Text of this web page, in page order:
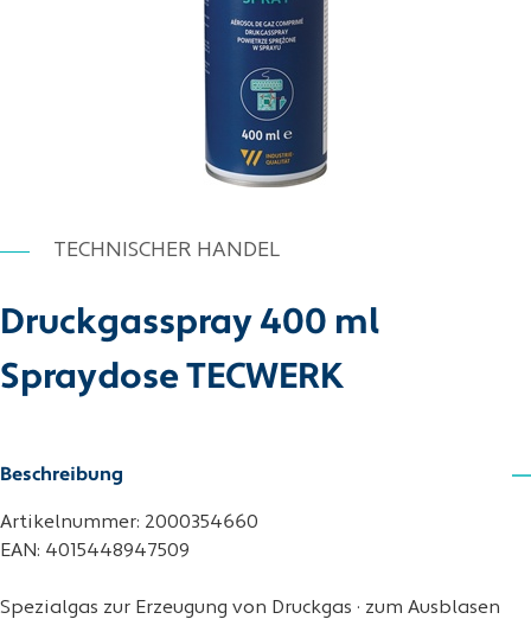
TECHNISCHER HANDEL
Druckgasspray 400 ml
Spraydose TECWERK
Beschreibung
Artikelnummer: 2000354660
EAN: 4015448947509
Spezialgas zur Erzeugung von Druckgas · zum Ausblasen